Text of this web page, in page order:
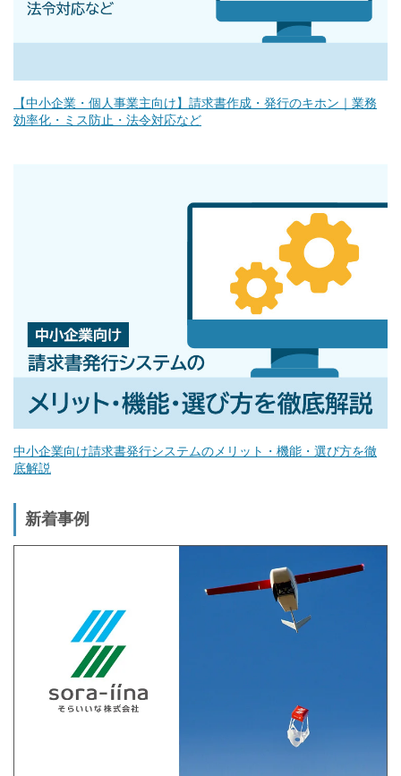
【中小企業・個人事業主向け】請求書作成・発行のキホン｜業務
効率化・ミス防止・法令対応など
中小企業向け請求書発行システムのメリット・機能・選び方を徹
底解説
新着事例